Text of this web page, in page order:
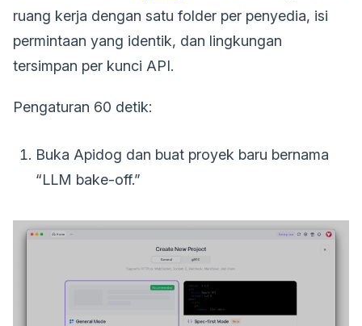
ruang kerja dengan satu folder per penyedia, isi
permintaan yang identik, dan lingkungan
tersimpan per kunci API.
Pengaturan 60 detik:
Buka Apidog dan buat proyek baru bernama
“LLM bake-off.”